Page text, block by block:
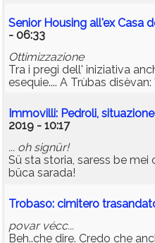
Senior Housing all'ex Casa
- 06:33
Ottimizzazione
Tra i pregi dell' iniziativa
esequie.... A Trùbas
Immovilli: Pedroli,
2019 - 10:17
... oh signür!
Sü sta storia, saress be
büca sarada!
Trobaso: cimitero
povar vécc...
Beh..che dire. Credo che